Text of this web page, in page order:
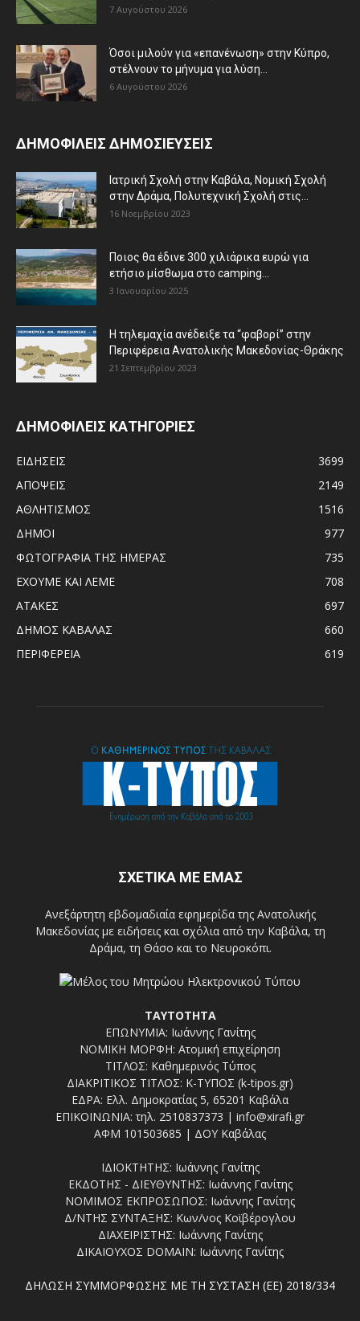
7 Αυγούστου 2026
Όσοι μιλούν για «επανένωση» στην Κύπρο,
στέλνουν το μήνυμα για λύση...
6 Αυγούστου 2026
ΔΗΜΟΦΙΛΕΙΣ ΔΗΜΟΣΙΕΥΣΕΙΣ
Ιατρική Σχολή στην Καβάλα, Νομική Σχολή
στην Δράμα, Πολυτεχνική Σχολή στις...
16 Νοεμβρίου 2023
Ποιος θα έδινε 300 χιλιάρικα ευρώ για
ετήσιο μίσθωμα στο camping...
3 Ιανουαρίου 2025
Η τηλεμαχία ανέδειξε τα “φαβορί” στην
Περιφέρεια Ανατολικής Μακεδονίας-Θράκης
21 Σεπτεμβρίου 2023
ΔΗΜΟΦΙΛΕΙΣ ΚΑΤΗΓΟΡΙΕΣ
ΕΙΔΗΣΕΙΣ
3699
ΑΠΟΨΕΙΣ
2149
ΑΘΛΗΤΙΣΜΟΣ
1516
ΔΗΜΟΙ
977
ΦΩΤΟΓΡΑΦΙΑ ΤΗΣ ΗΜΕΡΑΣ
735
ΕΧΟΥΜΕ ΚΑΙ ΛΕΜΕ
708
ΑΤΑΚΕΣ
697
ΔΗΜΟΣ ΚΑΒΑΛΑΣ
660
ΠΕΡΙΦΕΡΕΙΑ
619
ΣΧΕΤΙΚΑ ΜΕ ΕΜΑΣ
Ανεξάρτητη εβδομαδιαία εφημερίδα της Ανατολικής
Μακεδονίας με ειδήσεις και σχόλια από την Καβάλα, τη
Δράμα, τη Θάσο και το Νευροκόπι.
ΤΑΥΤΟΤΗΤΑ
ΕΠΩΝΥΜΙΑ: Ιωάννης Γανίτης
ΝΟΜΙΚΗ ΜΟΡΦΗ: Ατομική επιχείρηση
ΤΙΤΛΟΣ: Καθημερινός Τύπος
ΔΙΑΚΡΙΤΙΚΟΣ ΤΙΤΛΟΣ: Κ-ΤΥΠΟΣ (k-tipos.gr)
ΕΔΡΑ: Ελλ. Δημοκρατίας 5, 65201 Καβάλα
ΕΠΙΚΟΙΝΩΝΙΑ: τηλ. 2510837373 | info@xirafi.gr
ΑΦΜ 101503685 | ΔΟΥ Καβάλας
ΙΔΙΟΚΤΗΤΗΣ: Ιωάννης Γανίτης
ΕΚΔΟΤΗΣ - ΔΙΕΥΘΥΝΤΗΣ: Ιωάννης Γανίτης
ΝΟΜΙΜΟΣ ΕΚΠΡΟΣΩΠΟΣ: Ιωάννης Γανίτης
Δ/ΝΤΗΣ ΣΥΝΤΑΞΗΣ: Κων/νος Κοϊβέρογλου
ΔΙΑΧΕΙΡΙΣΤΗΣ: Ιωάννης Γανίτης
ΔΙΚΑΙΟΥΧΟΣ DOMAIN: Ιωάννης Γανίτης
ΔΗΛΩΣΗ ΣΥΜΜΟΡΦΩΣΗΣ ΜΕ ΤΗ ΣΥΣΤΑΣΗ (ΕΕ) 2018/334